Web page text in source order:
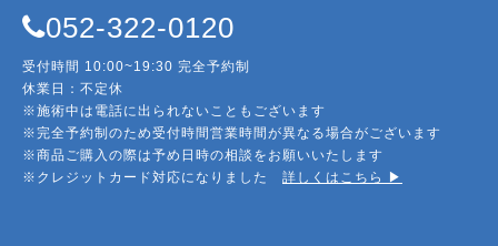
052-322-0120
受付時間 10:00~19:30 完全予約制
休業日：不定休
※施術中は電話に出られないこともございます
※完全予約制のため受付時間営業時間が異なる場合がございます
※商品ご購入の際は予め日時の相談をお願いいたします
※クレジットカード対応になりました 詳しくはこちら ▶︎